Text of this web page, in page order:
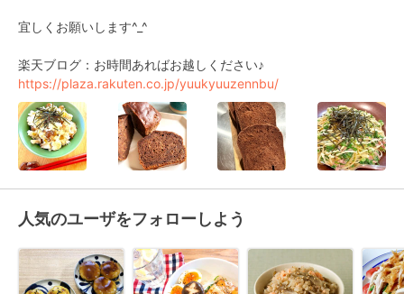
宜しくお願いします^_^
https://plaza.rakuten.co.jp/yuukyuuzennbu/
人気のユーザをフォローしよう